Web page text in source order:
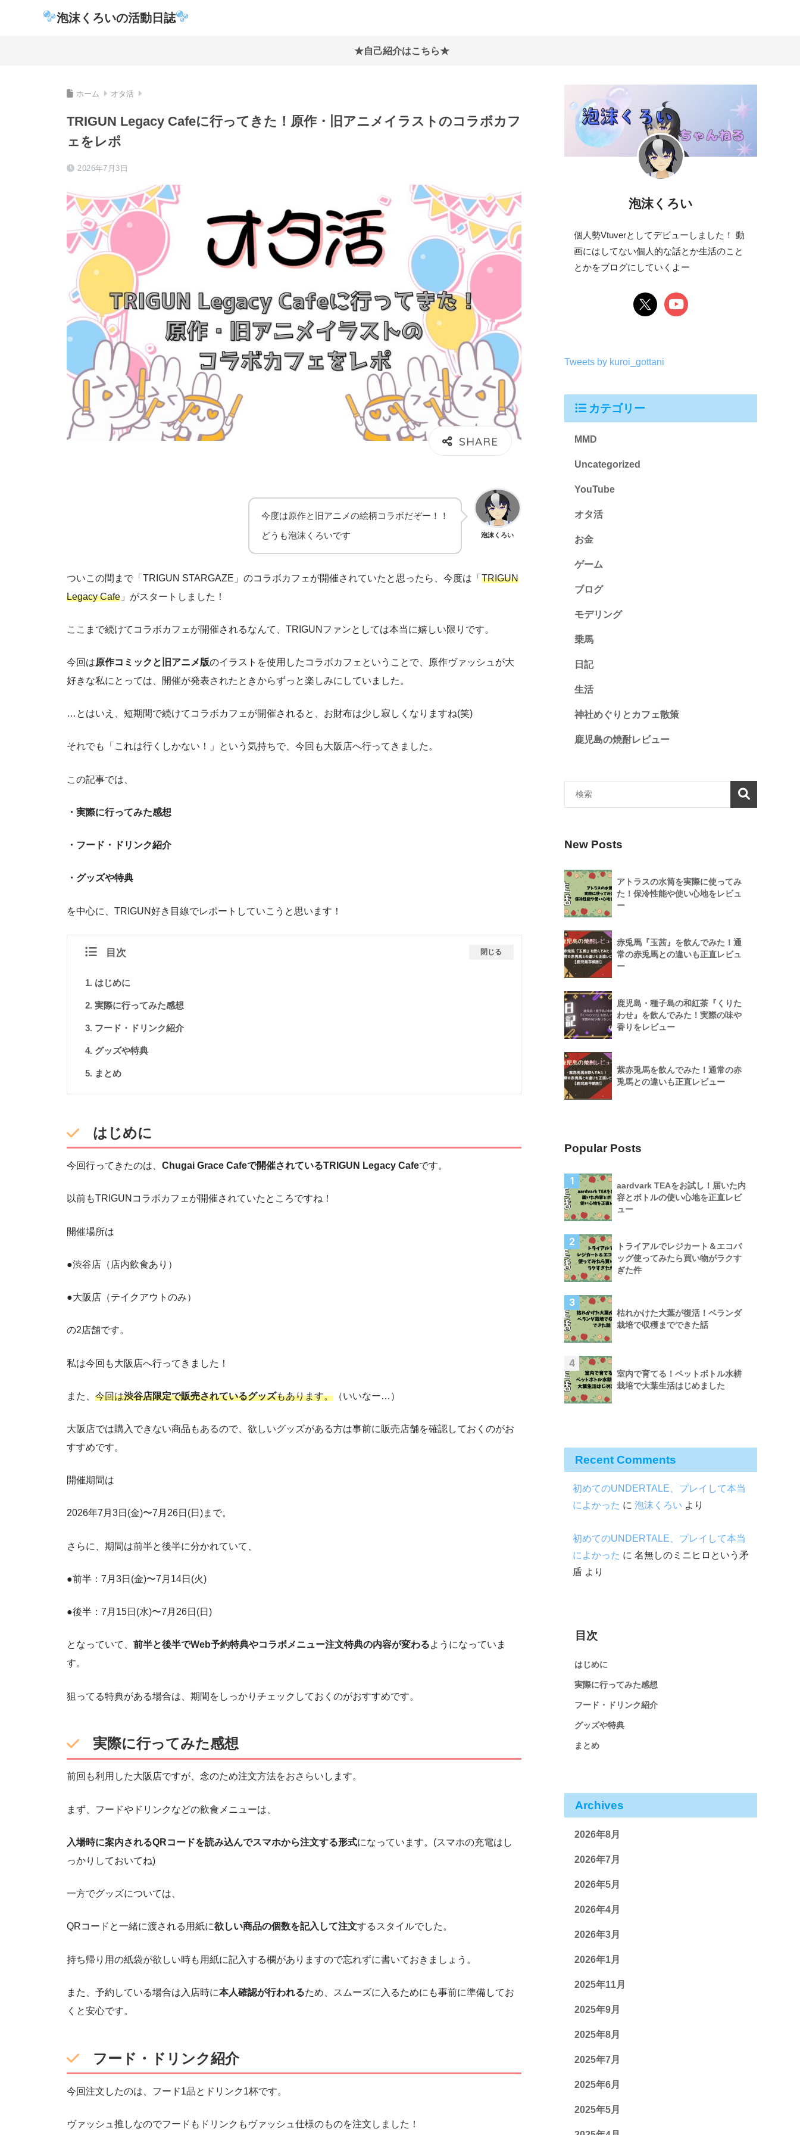
泡沫くろいの活動日誌
★自己紹介はこちら★
ホーム オタ活
TRIGUN Legacy Cafeに行ってきた！原作・旧アニメイラストのコラボカフ
ェをレポ
2026年7月3日
泡沫くろい
今度は原作と旧アニメの絵柄コラボだぞー！！
どうも泡沫くろいです
ついこの間まで「TRIGUN STARGAZE」のコラボカフェが開催されていたと思ったら、今度は「TRIGUN
Legacy Cafe 」がスタートしました！
ここまで続けてコラボカフェが開催されるなんて、TRIGUNファンとしては本当に嬉しい限りです。
今回は原作コミックと旧アニメ版のイラストを使用したコラボカフェということで、原作ヴァッシュが大
好きな私にとっては、開催が発表されたときからずっと楽しみにしていました。
…とはいえ、短期間で続けてコラボカフェが開催されると、お財布は少し寂しくなりますね(笑)
それでも「これは行くしかない！」という気持ちで、今回も大阪店へ行ってきました。
この記事では、
・実際に行ってみた感想
・フード・ドリンク紹介
・グッズや特典
を中心に、TRIGUN好き目線でレポートしていこうと思います！
目次 閉じる
はじめに
実際に行ってみた感想
フード・ドリンク紹介
グッズや特典
まとめ
はじめに
今回行ってきたのは、 Chugai Grace Cafeで開催されているTRIGUN Legacy Cafeです。
以前もTRIGUNコラボカフェが開催されていたところですね！
開催場所は
●渋谷店（店内飲食あり）
●大阪店（テイクアウトのみ）
の2店舗です。
私は今回も大阪店へ行ってきました！
また、 今回は渋谷店限定で販売されているグッズもあります。 （いいなー…）
大阪店では購入できない商品もあるので、欲しいグッズがある方は事前に販売店舗を確認しておくのがお
すすめです。
開催期間は
2026年7月3日(金)〜7月26日(日)まで。
さらに、期間は前半と後半に分かれていて、
●前半：7月3日(金)〜7月14日(火)
●後半：7月15日(水)〜7月26日(日)
となっていて、 前半と後半でWeb予約特典やコラボメニュー注文特典の内容が変わるようになっていま
す。
狙ってる特典がある場合は、期間をしっかりチェックしておくのがおすすめです。
実際に行ってみた感想
前回も利用した大阪店ですが、念のため注文方法をおさらいします。
まず、フードやドリンクなどの飲食メニューは、
入場時に案内されるQRコードを読み込んでスマホから注文する形式になっています。(スマホの充電はし
っかりしておいてね)
一方でグッズについては、
QRコードと一緒に渡される用紙に欲しい商品の個数を記入して注文するスタイルでした。
持ち帰り用の紙袋が欲しい時も用紙に記入する欄がありますので忘れずに書いておきましょう。
また、予約している場合は入店時に本人確認が行われるため、スムーズに入るためにも事前に準備してお
くと安心です。
フード・ドリンク紹介
今回注文したのは、フード1品とドリンク1杯です。
ヴァッシュ推しなのでフードもドリンクもヴァッシュ仕様のものを注文しました！
泡沫くろい
個人勢Vtuverとしてデビューしました！ 動
画にはしてない個人的な話とか生活のこと
とかをブログにしていくよー
Tweets by kuroi_gottani
カテゴリー
MMD
Uncategorized
YouTube
オタ活
お金
ゲーム
ブログ
モデリング
乗馬
日記
生活
神社めぐりとカフェ散策
鹿児島の焼酎レビュー
New Posts
アトラスの水筒を実際に使ってみ
た！保冷性能や使い心地をレビュ
ー
赤兎馬『玉茜』を飲んでみた！通
常の赤兎馬との違いも正直レビュ
ー
鹿児島・種子島の和紅茶『くりた
わせ』を飲んでみた！実際の味や
香りをレビュー
紫赤兎馬を飲んでみた！通常の赤
兎馬との違いも正直レビュー
Popular Posts
1
aardvark TEAをお試し！届いた内
容とボトルの使い心地を正直レビ
ュー
2
トライアルでレジカート＆エコバ
ッグ使ってみたら買い物がラクす
ぎた件
3
枯れかけた大葉が復活！ベランダ
栽培で収穫までできた話
4
室内で育てる！ペットボトル水耕
栽培で大葉生活はじめました
Recent Comments
初めてのUNDERTALE、プレイして本当
によかった に 泡沫くろい より
初めてのUNDERTALE、プレイして本当
によかった に 名無しのミニヒロという矛
盾 より
目次
はじめに
実際に行ってみた感想
フード・ドリンク紹介
グッズや特典
まとめ
Archives
2026年8月
2026年7月
2026年5月
2026年4月
2026年3月
2026年1月
2025年11月
2025年9月
2025年8月
2025年7月
2025年6月
2025年5月